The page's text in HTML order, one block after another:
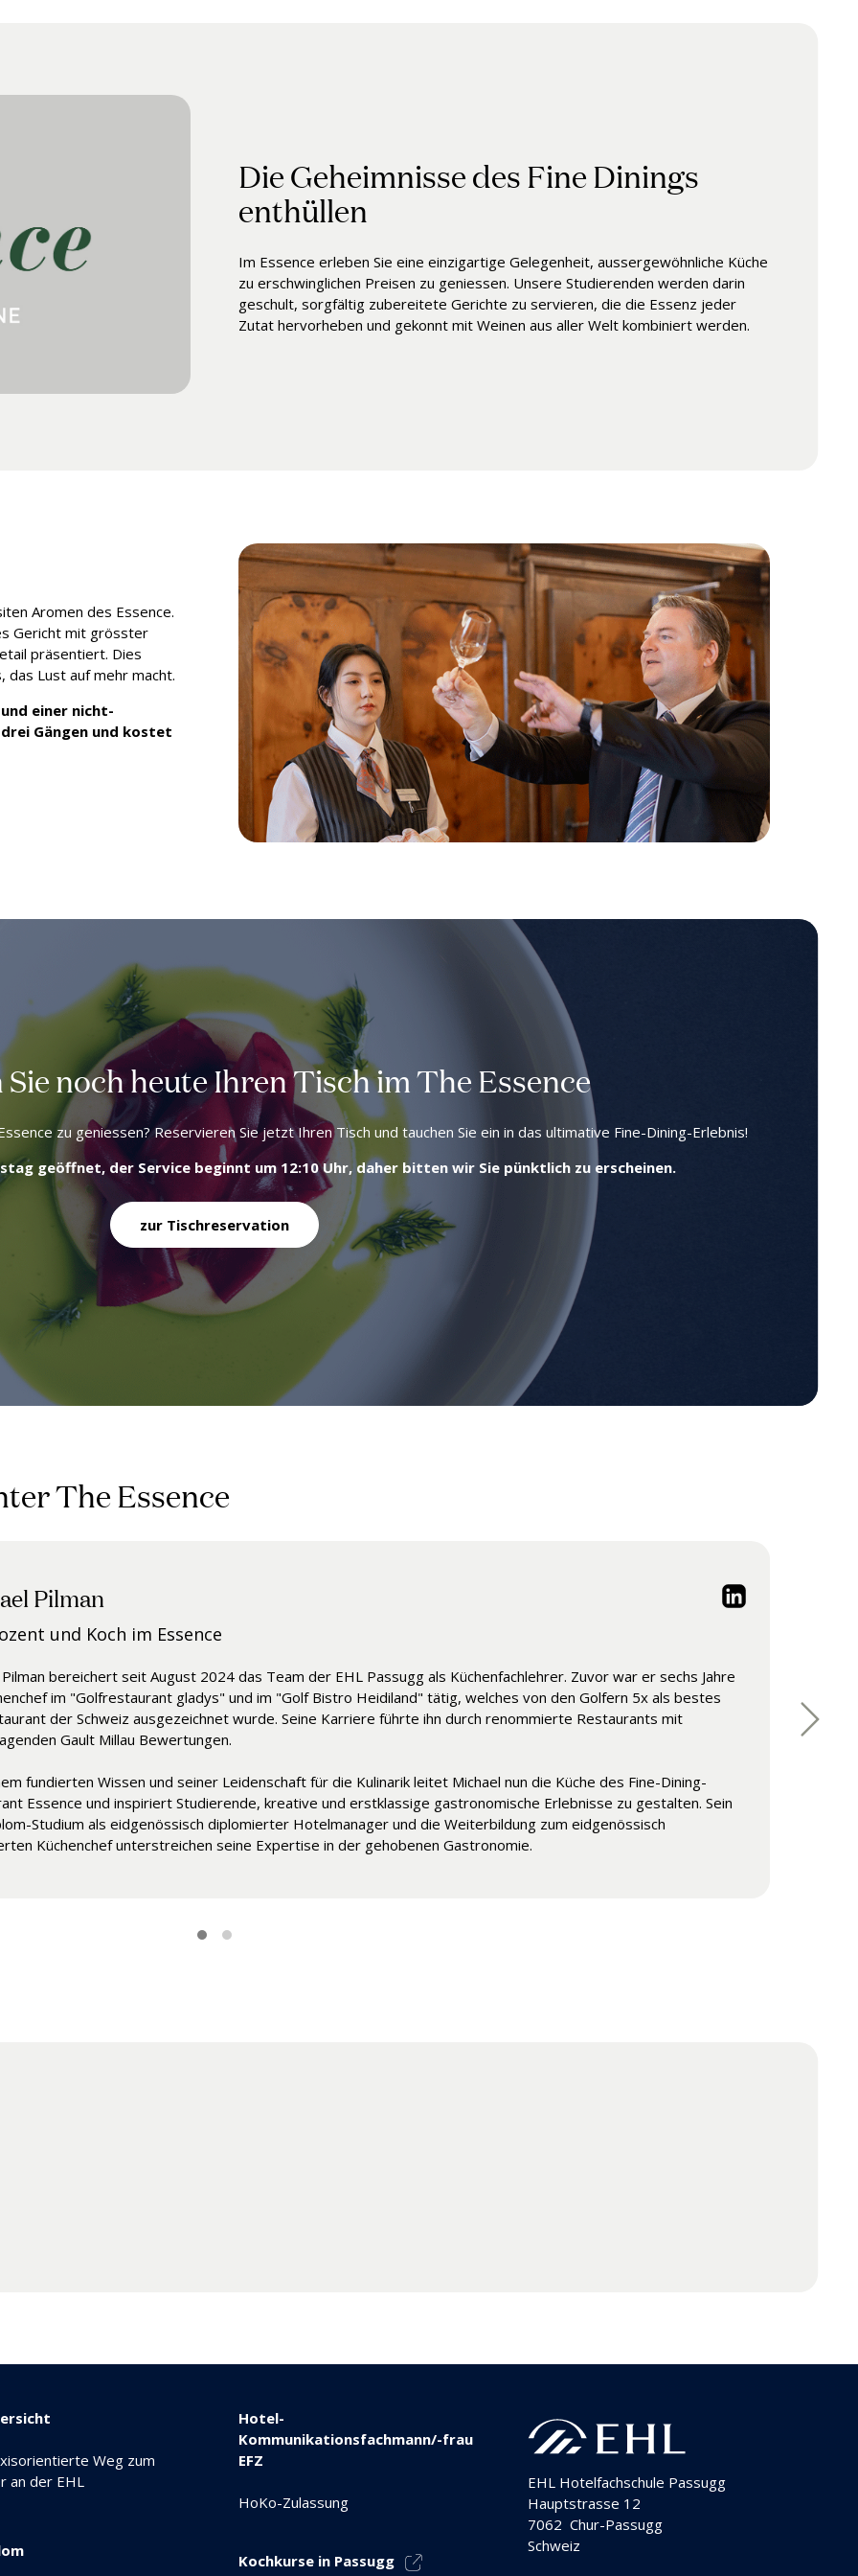
Die Geheimnisse des Fine Dinings
enthüllen
Im Essence erleben Sie eine einzigartige Gelegenheit, aussergewöhnliche Küche
zu erschwinglichen Preisen zu geniessen. Unsere Studierenden werden darin
geschult, sorgfältig zubereitete Gerichte zu servieren, die die Essenz jeder
Zutat hervorheben und gekonnt mit Weinen aus aller Welt kombiniert werden.
Aromen des Essence.
Gericht mit grösster
präsentiert. Dies
das Lust auf mehr macht.
einer nicht-
Gängen und kostet
noch heute Ihren Tisch im The Essence
zu geniessen? Reservieren Sie jetzt Ihren Tisch und tauchen Sie ein in das ultimative Fine-Dining-Erlebnis!
geöffnet, der Service beginnt um 12:10 Uhr, daher bitten wir Sie pünktlich zu erscheinen.
zur Tischreservation
The Essence
Pilman
und Koch im Essence
Pilman bereichert seit August 2024 das Team der EHL Passugg als Küchenfachlehrer. Zuvor war er sechs Jahre
im "Golfrestaurant gladys" und im "Golf Bistro Heidiland" tätig, welches von den Golfern 5x als bestes
der Schweiz ausgezeichnet wurde. Seine Karriere führte ihn durch renommierte Restaurants mit
Gault Millau Bewertungen.
fundierten Wissen und seiner Leidenschaft für die Kulinarik leitet Michael nun die Küche des Fine-Dining-
Essence und inspiriert Studierende, kreative und erstklassige gastronomische Erlebnisse zu gestalten. Sein
Studium als eidgenössisch diplomierter Hotelmanager und die Weiterbildung zum eidgenössisch
Küchenchef unterstreichen seine Expertise in der gehobenen Gastronomie.
Jeffrey
Fachdozent F&B im Essence
ist seit über 28 Jahren ein wichtiger Bestandteil der EHL Hotelfachschule Passugg. Er hat seine
als Servicespezialist am Henley College in Oxfordshire verfeinert, bevor er die luxuriösen Hallen des 5-
Baur au Lac in Zürich schmückte. Im Jahr 1995 brachte er sein Fachwissen in die Welt der Bildung ein und
Zertifikate in Restaurantmanagement und der Lehre erworben. Seine Leidenschaft für Service und Bildung
Studierende und Mitarbeitende gleichermassen.
Weg zum
an der EHL
Hotel-
Kommunikationsfachmann/-frau
EFZ
HoKo-Zulassung
Kochkurse in Passugg
EHL Hotelfachschule Passugg
Hauptstrasse 12
7062 Chur-Passugg
Schweiz